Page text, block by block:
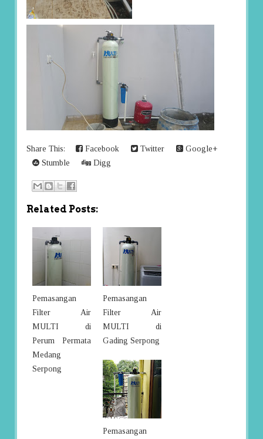
Share This: Facebook Twitter
Google+
Stumble
Digg
Related Posts:
Pemasangan
Filter Air
MULTI di
Perum Permata
Medang
Serpong
Pemasangan
Filter Air
MULTI di
Gading Serpong
Pemasangan